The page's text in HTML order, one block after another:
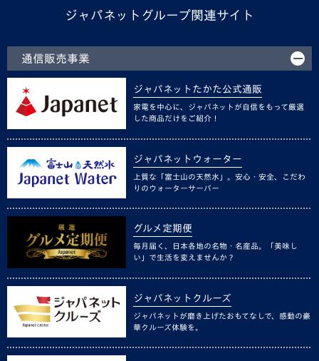
ジャパネットグループ関連サイト
通信販売事業
ジャパネットたかた公式通販
家電を中心に、ジャパネットが自信をもって厳選
した商品だけをご紹介！
ジャパネットウォーター
上質な「富士山の天然水」。安心・安全、こだわ
りのウォーターサーバー
グルメ定期便
毎月届く、日本各地の名物・名産品。「美味し
い」で生活を変えませんか？
ジャパネットクルーズ
ジャパネットが磨き上げたおもてなしで、感動の豪
華クルーズ体験を。